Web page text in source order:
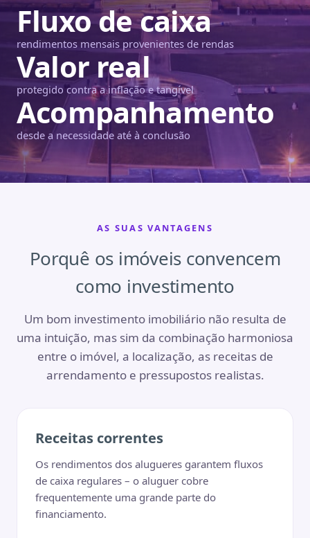
Fluxo de caixa
rendimentos mensais provenientes de rendas
Valor real
protegido contra a inflação e tangível
Acompanhamento
desde a necessidade até à conclusão
AS SUAS VANTAGENS
Porquê os imóveis convencem
como investimento
Um bom investimento imobiliário não resulta de
uma intuição, mas sim da combinação harmoniosa
entre o imóvel, a localização, as receitas de
arrendamento e pressupostos realistas.
Receitas correntes
Os rendimentos dos alugueres garantem fluxos
de caixa regulares – o aluguer cobre
frequentemente uma grande parte do
financiamento.